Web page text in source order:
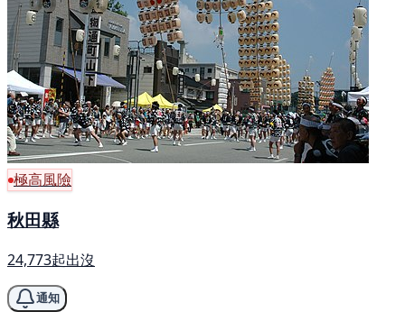
極高風險
秋田縣
24,773起出沒
通知